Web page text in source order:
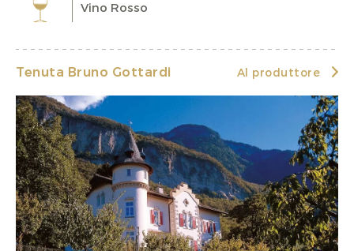
Vino Rosso
Tenuta Bruno Gottardi Al produttore